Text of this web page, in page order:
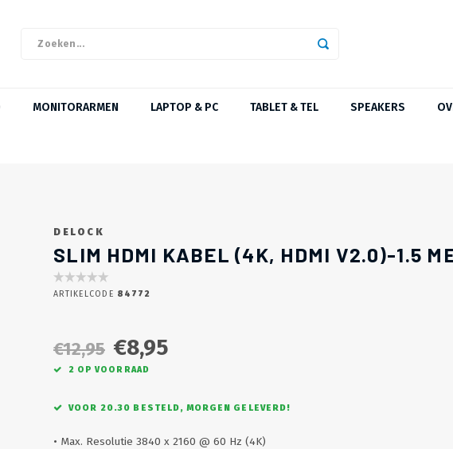
MONITORARMEN LAPTOP & PC TABLET & TEL SPEAKERS
DELOCK
SLIM HDMI KABEL (4K, HDMI V2.0)-1.5
ARTIKELCODE 84772
€12,95 €8,95
2 OP VOORRAAD
VOOR 20.30 BESTELD, MORGEN GELEVERD!
• Max. Resolutie 3840 x 2160 @ 60 Hz (4K)